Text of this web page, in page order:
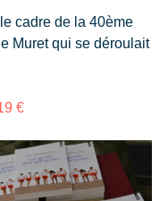
cadre de la 40ème
Muret qui se déroulait
€